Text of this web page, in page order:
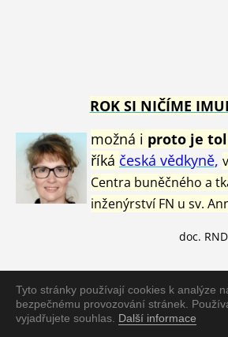
Tyto stránky používají cookies k analýze
bezpečnému provozování stránek.
vyjadřujete souhlas. Další informace
ROK SI NIČÍME
možná i proto je
říká česká vědkyně,
Centra buněčného a
inženýrství FN u sv.
doc.
Aktualizovaný